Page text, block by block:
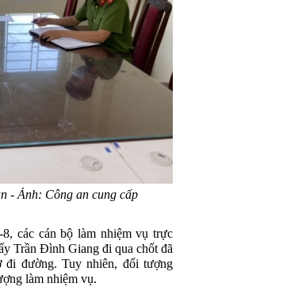
- Ảnh: Công an cung cấp
các cán bộ làm nhiệm vụ trực
Trần Đình Giang đi qua chốt đã
đường. Tuy nhiên, đối tượng
làm nhiệm vụ.